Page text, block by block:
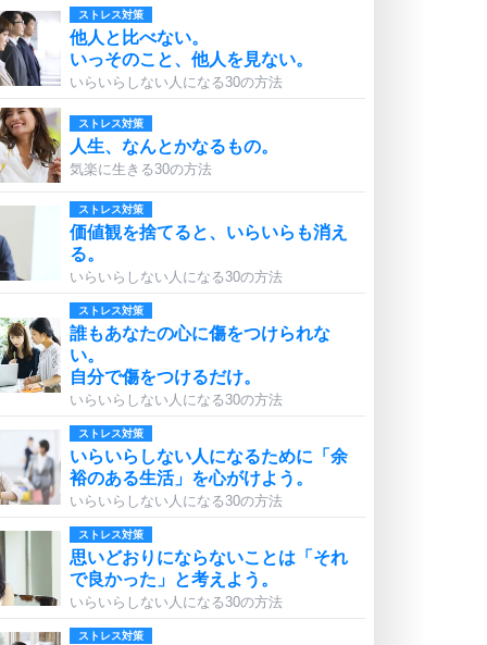
ストレス対策
他人と比べない。
いっそのこと、他人を見ない。
いらいらしない人になる30の方法
ストレス対策
人生、なんとかなるもの。
気楽に生きる30の方法
ストレス対策
価値観を捨てると、いらいらも消え
る。
いらいらしない人になる30の方法
ストレス対策
誰もあなたの心に傷をつけられな
い。
自分で傷をつけるだけ。
いらいらしない人になる30の方法
ストレス対策
いらいらしない人になるために「余
裕のある生活」を心がけよう。
いらいらしない人になる30の方法
ストレス対策
思いどおりにならないことは「それ
で良かった」と考えよう。
いらいらしない人になる30の方法
ストレス対策